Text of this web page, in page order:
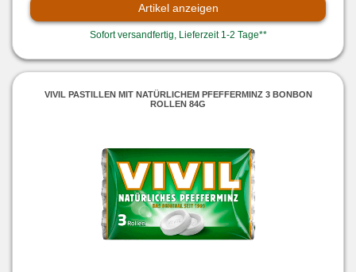
Artikel anzeigen
Sofort versandfertig, Lieferzeit 1-2 Tage**
VIVIL PASTILLEN MIT NATÜRLICHEM PFEFFERMINZ 3 BONBON
ROLLEN 84G